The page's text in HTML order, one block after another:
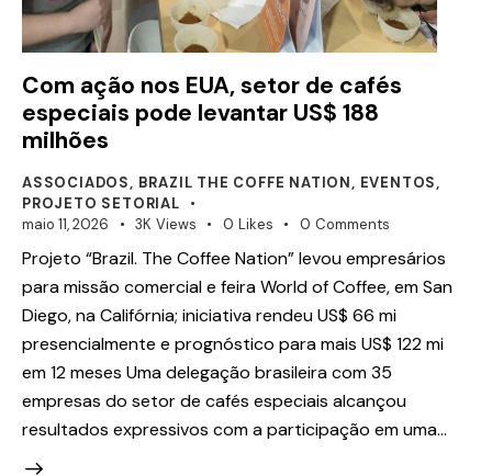
Com ação nos EUA, setor de cafés
especiais pode levantar US$ 188
milhões
ASSOCIADOS, BRAZIL THE COFFE NATION, EVENTOS,
PROJETO SETORIAL
maio 11, 2026
3K Views 0 Likes 0 Comments
Projeto “Brazil. The Coffee Nation” levou empresários
para missão comercial e feira World of Coffee, em San
Diego, na Califórnia; iniciativa rendeu US$ 66 mi
presencialmente e prognóstico para mais US$ 122 mi
em 12 meses Uma delegação brasileira com 35
empresas do setor de cafés especiais alcançou
resultados expressivos com a participação em uma…